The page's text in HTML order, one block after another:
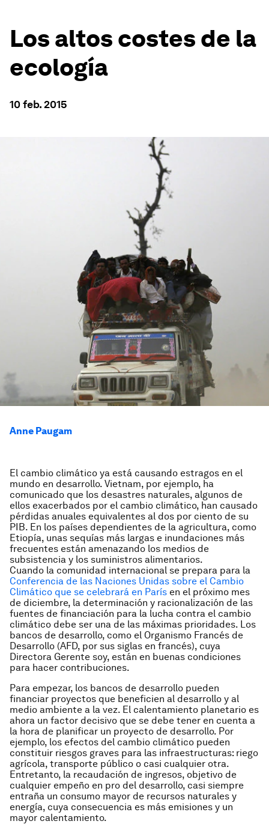
Los altos costes de la
ecología
10 feb. 2015
Anne Paugam
El cambio climático ya está causando estragos en el
mundo en desarrollo. Vietnam, por ejemplo, ha
comunicado que los desastres naturales, algunos de
ellos exacerbados por el cambio climático, han causado
pérdidas anuales equivalentes al dos por ciento de su
PIB. En los países dependientes de la agricultura, como
Etiopía, unas sequías más largas e inundaciones más
frecuentes están amenazando los medios de
subsistencia y los suministros alimentarios.
Cuando la comunidad internacional se prepara para la
Conferencia de las Naciones Unidas sobre el Cambio
Climático que se celebrará en París en el próximo mes
de diciembre, la determinación y racionalización de las
fuentes de financiación para la lucha contra el cambio
climático debe ser una de las máximas prioridades. Los
bancos de desarrollo, como el Organismo Francés de
Desarrollo (AFD, por sus siglas en francés), cuya
Directora Gerente soy, están en buenas condiciones
para hacer contribuciones.
Para empezar, los bancos de desarrollo pueden
financiar proyectos que beneficien al desarrollo y al
medio ambiente a la vez. El calentamiento planetario es
ahora un factor decisivo que se debe tener en cuenta a
la hora de planificar un proyecto de desarrollo. Por
ejemplo, los efectos del cambio climático pueden
constituir riesgos graves para las infraestructuras: riego
agrícola, transporte público o casi cualquier otra.
Entretanto, la recaudación de ingresos, objetivo de
cualquier empeño en pro del desarrollo, casi siempre
entraña un consumo mayor de recursos naturales y
energía, cuya consecuencia es más emisiones y un
mayor calentamiento.